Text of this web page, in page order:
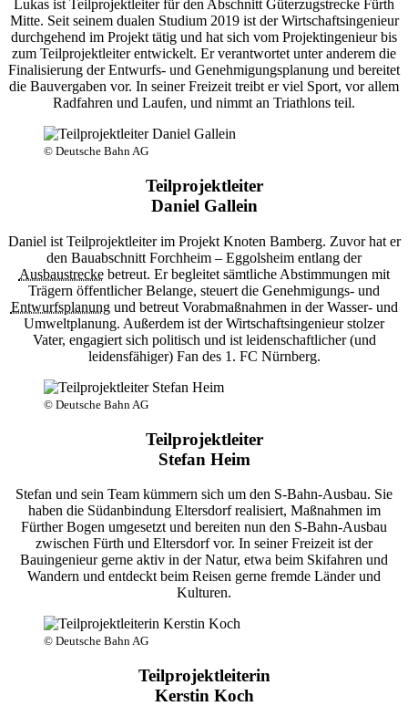
Lukas ist Teilprojektleiter für den Abschnitt Güterzugstrecke Fürth
Mitte. Seit seinem dualen Studium 2019 ist der Wirtschaftsingenieur
durchgehend im Projekt tätig und hat sich vom Projektingenieur bis
zum Teilprojektleiter entwickelt. Er verantwortet unter anderem die
Finalisierung der Entwurfs- und Genehmigungsplanung und bereitet
die Bauvergaben vor. In seiner Freizeit treibt er viel Sport, vor allem
Radfahren und Laufen, und nimmt an Triathlons teil.
© Deutsche Bahn AG
Teilprojektleiter
Daniel Gallein
Daniel ist Teilprojektleiter im Projekt Knoten Bamberg. Zuvor hat er
den Bauabschnitt Forchheim – Eggolsheim entlang der
Ausbaustreckebetreut. Er begleitet sämtliche Abstimmungen mit
Trägern öffentlicher Belange, steuert die Genehmigungs- und
Entwurfsplanungund betreut Vorabmaßnahmen in der Wasser- und
Umweltplanung. Außerdem ist der Wirtschaftsingenieur stolzer
Vater, engagiert sich politisch und ist leidenschaftlicher (und
leidensfähiger) Fan des 1. FC Nürnberg.
© Deutsche Bahn AG
Teilprojektleiter
Stefan Heim
Stefan und sein Team kümmern sich um den S-Bahn-Ausbau. Sie
haben die Südanbindung Eltersdorf realisiert, Maßnahmen im
Fürther Bogen umgesetzt und bereiten nun den S-Bahn-Ausbau
zwischen Fürth und Eltersdorf vor. In seiner Freizeit ist der
Bauingenieur gerne aktiv in der Natur, etwa beim Skifahren und
Wandern und entdeckt beim Reisen gerne fremde Länder und
Kulturen.
© Deutsche Bahn AG
Teilprojektleiterin
Kerstin Koch